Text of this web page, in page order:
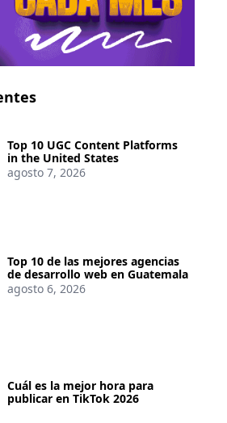
Top 10 UGC Content Platforms
in the United States
agosto 7, 2026
Top 10 de las mejores agencias
de desarrollo web en Guatemala
agosto 6, 2026
Cuál es la mejor hora para
publicar en TikTok 2026